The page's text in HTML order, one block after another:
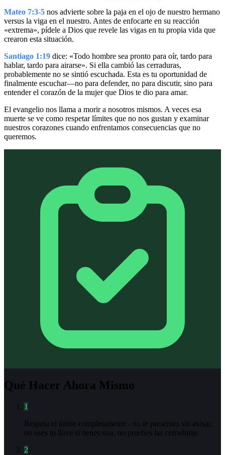
Mateo 7:3-5 nos advierte sobre la paja en el ojo de nuestro hermano
versus la viga en el nuestro. Antes de enfocarte en su reacción
«extrema», pídele a Dios que revele las vigas en tu propia vida que
crearon esta situación.
Santiago 1:19 dice: «Todo hombre sea pronto para oír, tardo para
hablar, tardo para airarse». Si ella cambió las cerraduras,
probablemente no se sintió escuchada. Esta es tu oportunidad de
finalmente escuchar—no para defender, no para discutir, sino para
entender el corazón de la mujer que Dios te dio para amar.
El evangelio nos llama a morir a nosotros mismos. A veces esa
muerte se ve como respetar límites que no nos gustan y examinar
nuestros corazones cuando enfrentamos consecuencias que no
queremos.
Qué Hacer Ahora Mismo
1
Respeta el límite completamente - no te presentes sin avisar,
no uses tu llave si tienes una, no pruebes las cerraduras
2